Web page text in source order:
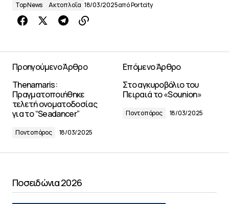
Top News Ακτοπλοΐα 18/03/2025απόPortcity
Προηγούμενο Άρθρο
Thenamaris:
Πραγματοποιήθηκε
τελετή ονοματοδοσίας
για το “Seadancer”
Ποντοπόρος 18/03/2025
Επόμενο Άρθρο
Στο αγκυροβόλιο του
Πειραιά το «Sounion»
Ποντοπόρος 18/03/2025
Ποσειδώνια 2026